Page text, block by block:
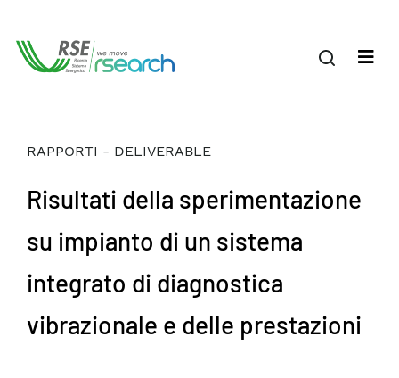
RAPPORTI - DELIVERABLE
Risultati della sperimentazione
su impianto di un sistema
integrato di diagnostica
vibrazionale e delle prestazioni